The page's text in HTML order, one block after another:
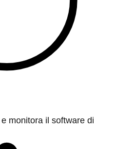
monitora il software di